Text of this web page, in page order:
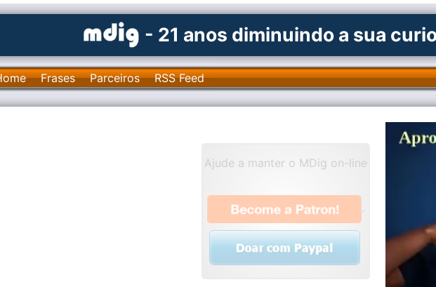
- 21 anos diminuindo a sua
Frases Parceiros RSS Feed
Ajude a manter o MDig on-line
.